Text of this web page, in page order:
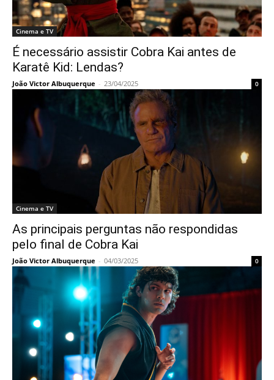
Cinema e TV
É necessário assistir Cobra Kai antes de
Karatê Kid: Lendas?
João Victor Albuquerque - 23/04/2025 0
Cinema e TV
As principais perguntas não respondidas
pelo final de Cobra Kai
João Victor Albuquerque - 04/03/2025 0